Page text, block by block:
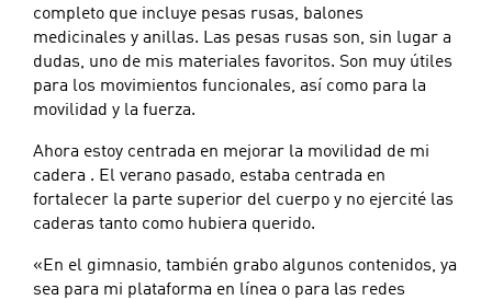
completo que incluye pesas rusas, balones
medicinales y anillas. Las pesas rusas son, sin lugar a
dudas, uno de mis materiales favoritos. Son muy útiles
para los movimientos funcionales, así como para la
movilidad y la fuerza.
Ahora estoy centrada en mejorar la movilidad de mi
cadera . El verano pasado, estaba centrada en
fortalecer la parte superior del cuerpo y no ejercité las
caderas tanto como hubiera querido.
«En el gimnasio, también grabo algunos contenidos, ya
sea para mi plataforma en línea o para las redes